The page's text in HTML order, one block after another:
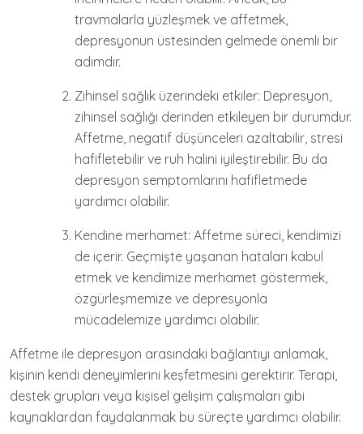
travmalarla yüzleşmek ve affetmek,
depresyonun üstesinden gelmede önemli bir
adımdır.
Zihinsel sağlık üzerindeki etkiler: Depresyon,
zihinsel sağlığı derinden etkileyen bir durumdur.
Affetme, negatif düşünceleri azaltabilir, stresi
hafifletebilir ve ruh halini iyileştirebilir. Bu da
depresyon semptomlarını hafifletmede
yardımcı olabilir.
Kendine merhamet: Affetme süreci, kendimizi
de içerir. Geçmişte yaşanan hataları kabul
etmek ve kendimize merhamet göstermek,
özgürleşmemize ve depresyonla
mücadelemize yardımcı olabilir.
Affetme ile depresyon arasındaki bağlantıyı anlamak,
kişinin kendi deneyimlerini keşfetmesini gerektirir. Terapi,
destek grupları veya kişisel gelişim çalışmaları gibi
kaynaklardan faydalanmak bu süreçte yardımcı olabilir.